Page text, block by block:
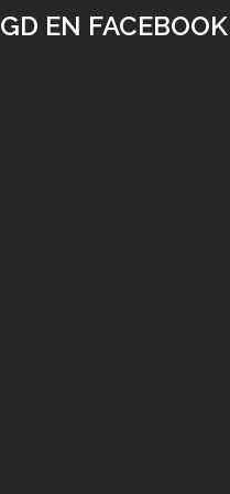
GD EN FACEBOOK